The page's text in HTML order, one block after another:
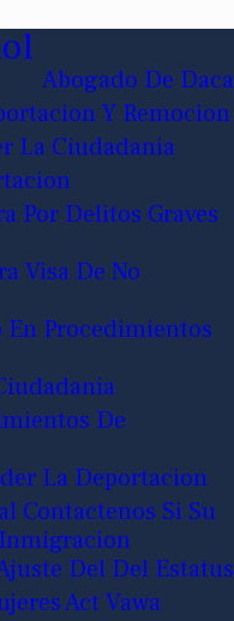
Abogado De Daca
Y Remocion
La Ciudadania
Por Delitos Graves
Visa De No
En Procedimientos
De
La Deportacion
Contactenos Si Su
Del Del Estatus
Act Vawa